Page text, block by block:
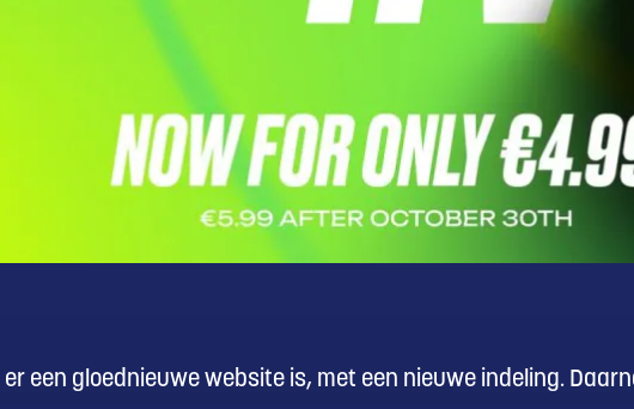
een gloednieuwe website is, met een nieuwe indeling.